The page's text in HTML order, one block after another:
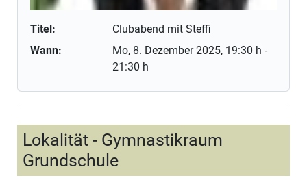
Titel:
Clubabend mit Steffi
Wann:
Mo, 8. Dezember 2025, 19:30 h -
21:30 h
Lokalität - Gymnastikraum
Grundschule